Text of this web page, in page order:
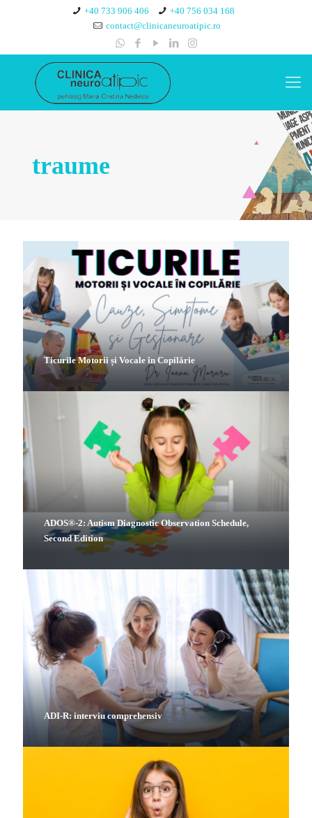
+40 733 906 406
+40 756 034 168
contact@clinicaneuroatipic.ro
traume
Ticurile Motorii și Vocale în Copilărie
ADOS®-2: Autism Diagnostic Observation Schedule,
Second Edition
ADI-R: interviu comprehensiv